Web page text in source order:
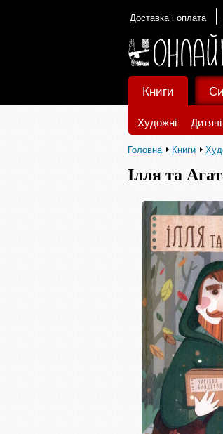
Доставка і оплата
Книги
Художні Дитячі
Головна Книги
Ілля та